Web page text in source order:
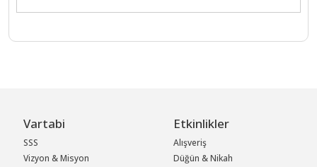
Vartabi
SSS
Vizyon & Misyon
Etkinlikler
Alışveriş
Düğün & Nikah